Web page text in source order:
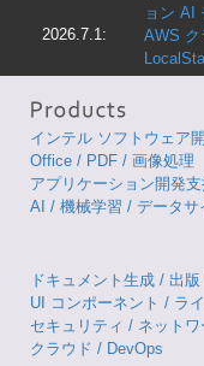
ョン AI
2026.7.1:
AWS ク
インテル ソフトウェア
Office / PDF / 画像処理
アプリケーション開発支
AI / 機械学習 / データサ
ドキュメント生成 / 出
UI コンポーネント / ラ
セキュリティ / ネットワ
クラウド / DevOps